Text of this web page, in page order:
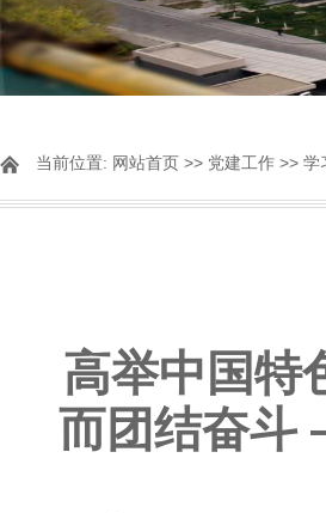
当前位置: 网站首页 >> 党建工作 >> 学
高举中国特
而团结奋斗